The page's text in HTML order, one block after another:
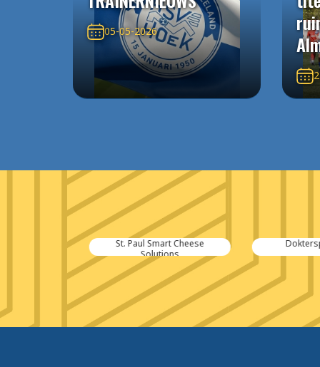
05-05-2026
St. Paul Smart Cheese
Solutions